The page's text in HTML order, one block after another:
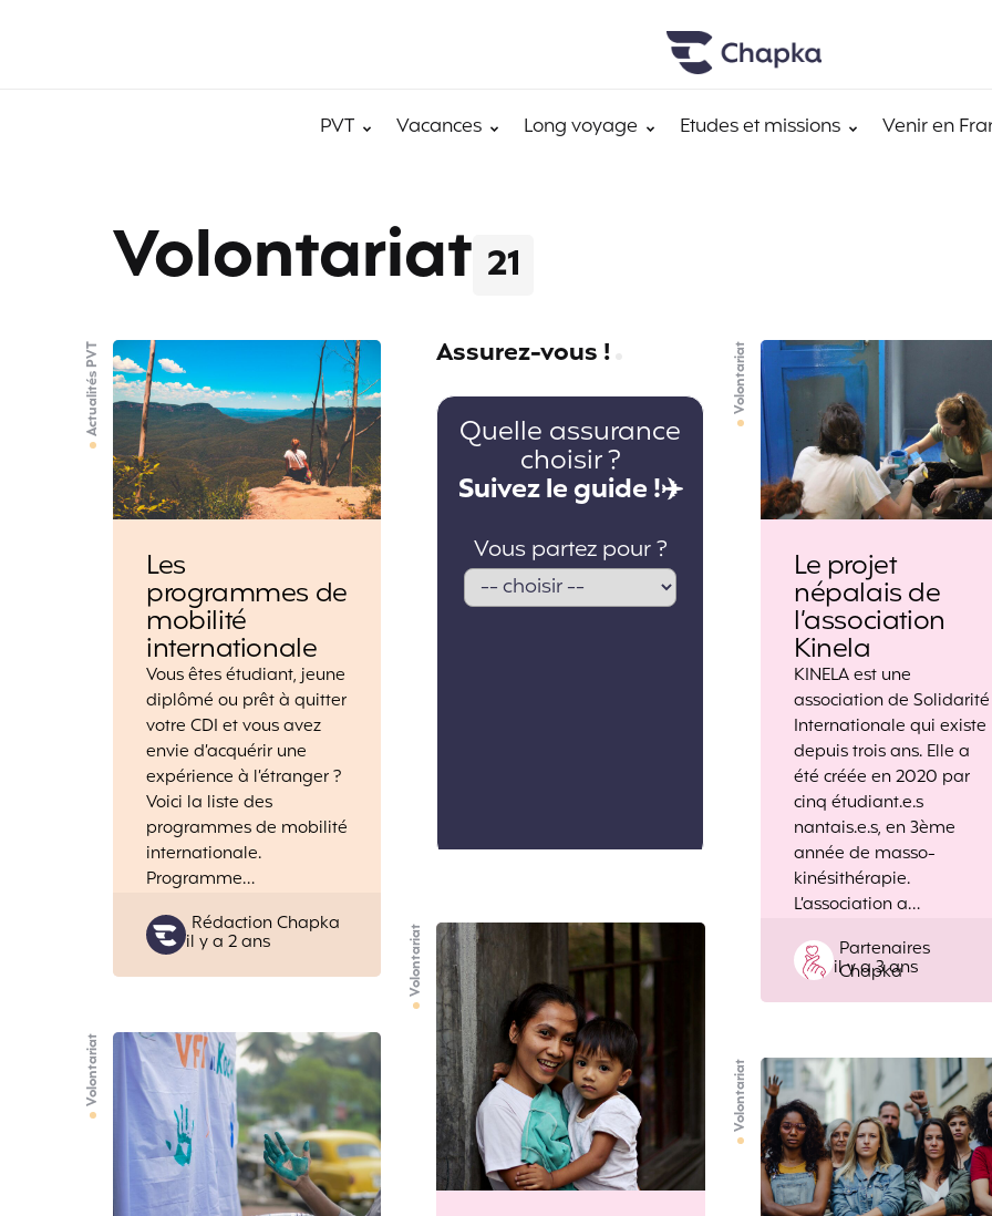
PVT Vacances Long voyage Etudes et missions Venir en
21
Volontariat
Actualités PVT
Les
programmes de
mobilité
internationale
Vous êtes étudiant, jeune
diplômé ou prêt à quitter
votre CDI et vous avez
envie d’acquérir une
expérience à l’étranger ?
Voici la liste des
programmes de mobilité
internationale.
Programme…
Posted
by
Rédaction Chapka
il y a 2 ans
Assurez-vous ! Volontariat
Le projet
népalais de
l’association
Kinela
KINELA est une
association de Solidarité
Internationale qui existe
depuis trois ans. Elle a
été créée en 2020 par
cinq étudiant.e.s
nantais.e.s, en 3ème
année de masso-
kinésithérapie.
L’association a…
Posted
by
Partenaires
Chapka
il y a 3 ans
Volontariat
Volontariat Volontariat